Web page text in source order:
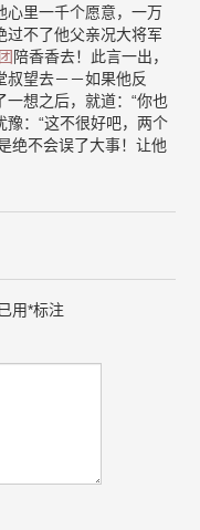
心里一千个愿意，一万
过不了他父亲况大将军
陪香香去！此言一出，
叔望去－－如果他反
想之后，就道：“你也
：“这不很好吧，两个
绝不会误了大事！让他
用*标注